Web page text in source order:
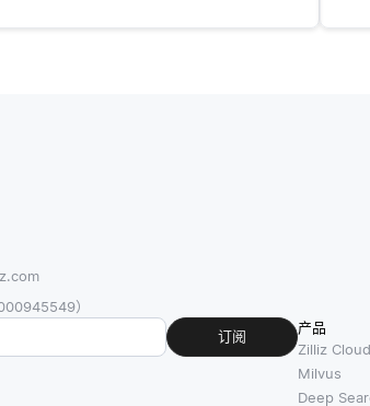
）
订阅
产品
Zilliz Cloud
Milvus
Deep